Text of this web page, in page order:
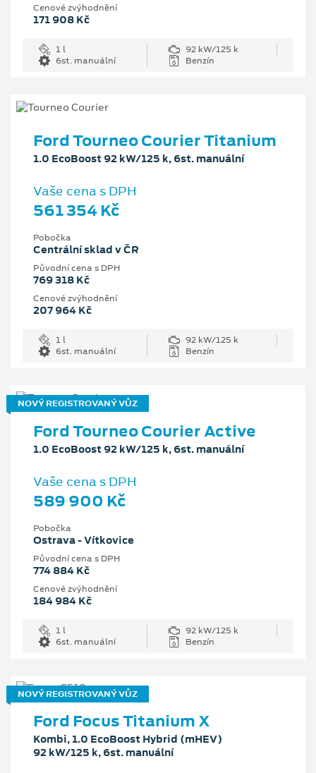
Cenové zvýhodnění
171 908 Kč
1 l
92 kW/125 k
6st. manuální
Benzín
Ford Tourneo Courier Titanium
1.0 EcoBoost 92 kW/125 k, 6st. manuální
Vaše cena s DPH
561 354 Kč
Pobočka
Centrální sklad v ČR
Původní cena s DPH
769 318 Kč
Cenové zvýhodnění
207 964 Kč
1 l
92 kW/125 k
6st. manuální
Benzín
NOVÝ REGISTROVANÝ VŮZ
Ford Tourneo Courier Active
1.0 EcoBoost 92 kW/125 k, 6st. manuální
Vaše cena s DPH
589 900 Kč
Pobočka
Ostrava - Vítkovice
Původní cena s DPH
774 884 Kč
Cenové zvýhodnění
184 984 Kč
1 l
92 kW/125 k
6st. manuální
Benzín
NOVÝ REGISTROVANÝ VŮZ
Ford Focus Titanium X
Kombi, 1.0 EcoBoost Hybrid (mHEV)
92 kW/125 k, 6st. manuální